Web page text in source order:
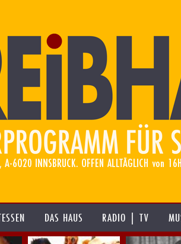
DAS HAUS RADIO | TV